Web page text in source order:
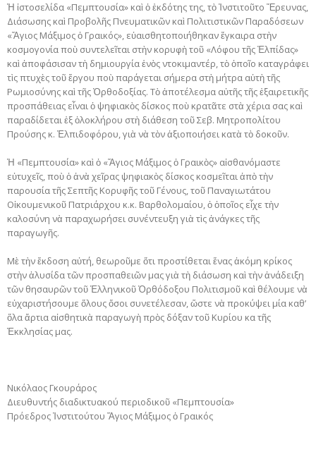
Ἡ ἰστοσελίδα «Πεμπτουσία» καὶ ὁ ἐκδότης της, τὸ Ἰνστιτοῦτο Ἔρευνας,
Διάσωσης καὶ Προβολῆς Πνευματικῶν καὶ Πολιτιστικῶν Παραδόσεων
«Ἅγιος Μάξιμος ὁ Γραικός», εὐαισθητοποιήθηκαν ἔγκαιρα στὴν
κοσμογονία ποὺ συντελεῖται στὴν κορυφὴ τοῦ «Λόφου τῆς Ἐλπίδας»
καὶ ἀποφάσισαν τὴ δημιουργία ἑνὸς ντοκιμαντέρ, τὸ ὁποῖο καταγράφει
τὶς πτυχὲς τοῦ ἔργου ποὺ παράγεται σήμερα στὴ μήτρα αὐτὴ τῆς
Ρωμιοσύνης καὶ τῆς Ὀρθοδοξίας. Τὸ ἀποτέλεσμα αὐτῆς τῆς ἐξαιρετικῆς
προσπάθειας εἶναι ὁ ψηφιακὸς δίσκος ποὺ κρατᾶτε στὰ χέρια σας καὶ
παραδίδεται ἐξ ὁλοκλήρου στὴ διάθεση τοῦ Σεβ. Μητροπολίτου
Προύσης κ. Ἐλπιδοφόρου, γιὰ νὰ τὸν ἀξιοποιήσει κατὰ τὸ δοκοῦν.
Ἡ «Πεμπτουσία» καὶ ὁ «Ἅγιος Μάξιμος ὁ Γραικὸς» αἰσθανόμαστε
εὐτυχεῖς, ποὺ ὁ ἀνὰ χεῖρας ψηφιακὸς δίσκος κοσμεῖται ἀπὸ τὴν
παρουσία τῆς Σεπτῆς Κορυφῆς τοῦ Γένους, τοῦ Παναγιωτάτου
Οἰκουμενικοῦ Πατριάρχου κ.κ. Βαρθολομαίου, ὁ ὁποῖος εἶχε τὴν
καλοσύνη νὰ παραχωρήσει συνέντευξη γιὰ τὶς ἀνάγκες τῆς
παραγωγῆς.
Μὲ τὴν ἔκδοση αὐτή, θεωροῦμε ὅτι προστίθεται ἕνας ἀκόμη κρίκος
στὴν ἁλυσίδα τῶν προσπαθειῶν μας γιὰ τὴ διάσωση καὶ τὴν ἀνάδειξη
τῶν θησαυρῶν τοῦ Ἑλληνικοῦ Ὀρθόδοξου Πολιτισμοῦ καὶ θέλουμε νὰ
εὐχαριστήσουμε ὅλους ὅσοι συνετέλεσαν, ὥστε νὰ προκύψει μία καθ’
ὅλα ἄρτια αἰσθητικὰ παραγωγὴ πρὸς δόξαν τοῦ Κυρίου κα τῆς
Ἐκκλησίας μας.
Νικόλαος Γκουράρος
Διευθυντής διαδικτυακού περιοδικοῦ «Πεμπτουσία»
Πρόεδρος Ἰνστιτούτου Ἅγιος Μάξιμος ὁ Γραικός